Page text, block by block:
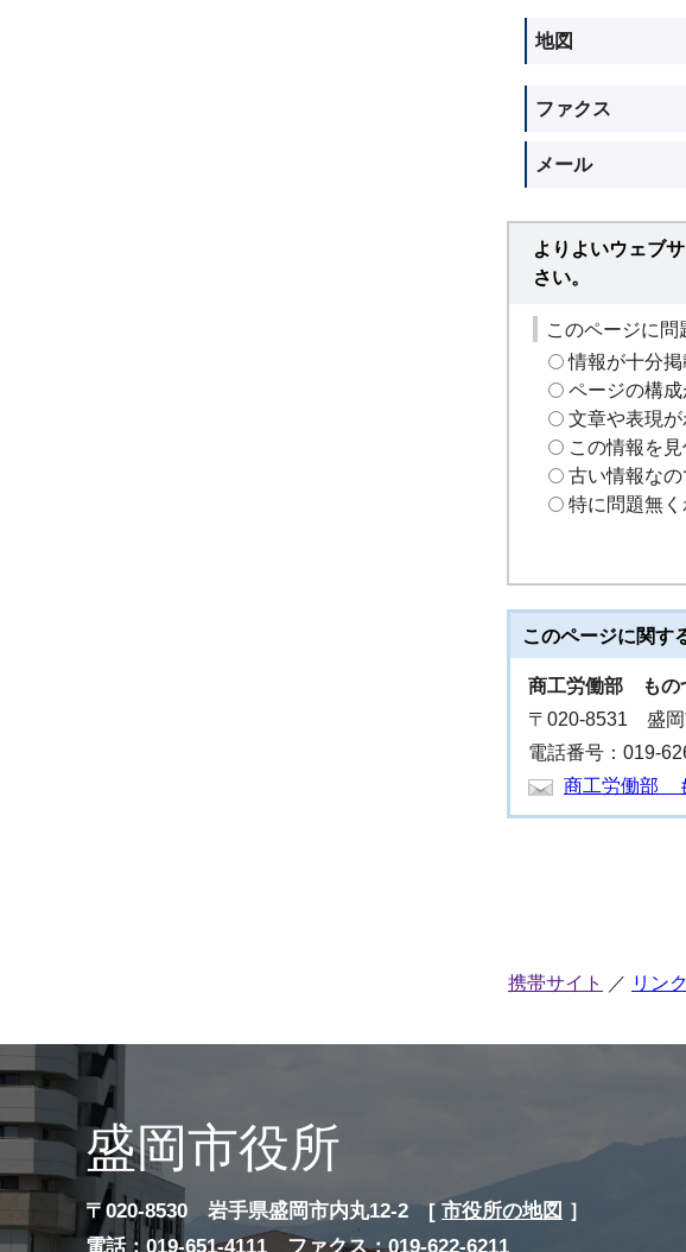
地図
ファクス
メール
よりよいウェブ
さい。
このページに問
情報が十分
ページの構
文章や表現
この情報を
古い情報な
特に問題無
このページに関す
商工労働部
も
〒020-8531 盛
電話番号：019-
商工労働部
携帯サイト リン
盛岡市役所
〒020-8530 岩手県盛岡市内丸12-2 [ 市役所の地図 ］
電話：019-651-4111 ファクス：019-622-6211